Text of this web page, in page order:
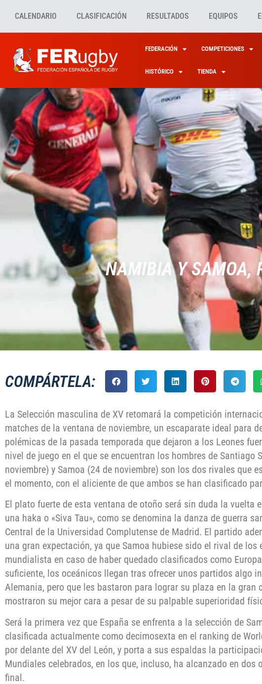
CALENDARIO CLASIFICACIÓN RESULTADOS EQUIPOS
FEDERACIÓN COMPETICIONES
HISTÓRICO TIENDA
NAMIBIA Y SAMOA,
COMPÁRTELA:
La Selección masculina de XV retomará la competición
matches de la ventana de noviembre, un escaparate ideal para
polémicas de la pasada temporada que dejaron a los Leones
nivel de juego en el que se encuentran los hombres de Santiago
noviembre) y Samoa (24 de noviembre) son los dos rivales que
el momento, con el aliciente de que ambos se han clasificado
El plato fuerte de esta ventana de otoño será sin duda la vuelta
una haka o «Siva Tau», como se denomina la danza de guerra
Central de la Universidad Complutense de Madrid. El partido
una gran expectación, ya que Samoa hubiese sido el rival de los
mundialista en caso de haber quedado clasificados como
suficiente, los oceánicos llegan tras ofrecer unos partidos algo
Alemania, pero que les bastaron para lograr su plaza en la gran
mostraron su mejor cara a pesar de su palpable superioridad
Será la primera vez que España se enfrenta a la selección de
clasificada actualmente como decimosexta en el ranking de
por delante del XV del León, y porta a sus espaldas la
Mundiales celebrados, en los que, incluso, ha alcanzado en dos
final.